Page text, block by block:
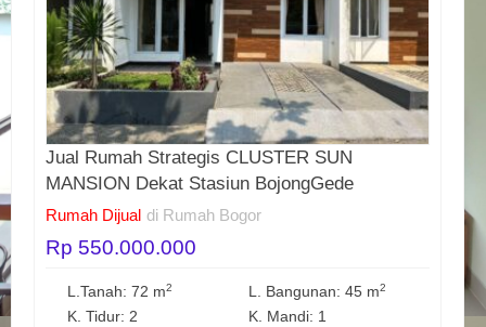
Jual Rumah Strategis CLUSTER SUN
MANSION Dekat Stasiun BojongGede
Rumah Dijual di Rumah Bogor
Rp 550.000.000
L.Tanah: 72 m2 L. Bangunan: 45 m2
K. Tidur: 2 K. Mandi: 1